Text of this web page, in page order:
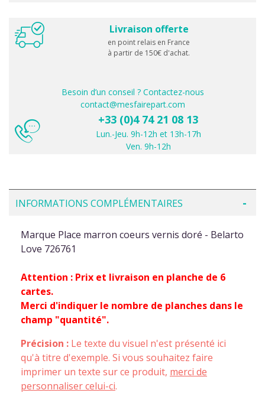
Livraison offerte
en point relais en France
à partir de 150€ d'achat.
Besoin d’un conseil ? Contactez-nous
contact@mesfairepart.com
+33 (0)4 74 21 08 13
Lun.-Jeu. 9h-12h et 13h-17h
Ven. 9h-12h
INFORMATIONS COMPLÉMENTAIRES
Marque Place marron coeurs vernis doré - Belarto
Love 726761
Attention : Prix et livraison en planche de 6
cartes.
Merci d'indiquer le nombre de planches dans le
champ "quantité".
Précision : Le texte du visuel n'est présenté ici
qu'à titre d'exemple. Si vous souhaitez faire
imprimer un texte sur ce produit, merci de
personnaliser celui-ci.